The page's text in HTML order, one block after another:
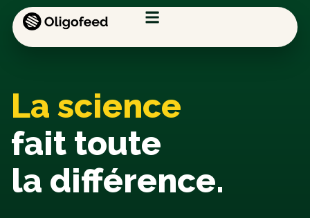
La science
fait toute
la différence.